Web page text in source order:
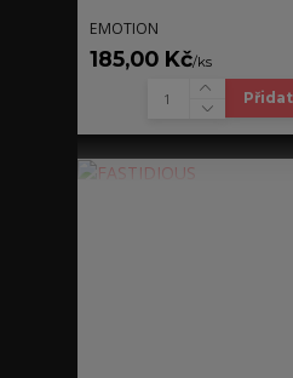
EMOTION
185,00 Kč/ks